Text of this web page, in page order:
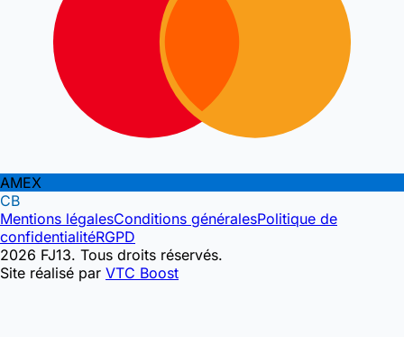
AMEX
CB
Mentions légalesConditions généralesPolitique de
confidentialitéRGPD
2026 FJ13. Tous droits réservés.
Site réalisé par VTC Boost